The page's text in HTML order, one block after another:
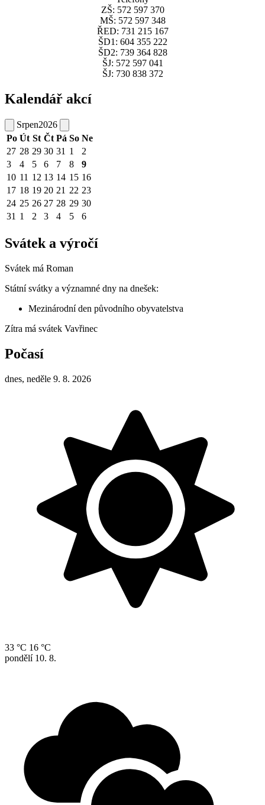
ZŠ: 572 597 370
MŠ: 572 597 348
ŘED: 731 215 167
ŠD1: 604 355 222
ŠD2: 739 364 828
ŠJ: 572 597 041
ŠJ: 730 838 372
Kalendář akcí
Srpen2026
Po Út St Čt Pá So Ne
27 28 29 30 31 1
2
3
4 5 6 7 8
9
10 11 12 13 14 15 16
17 18 19 20 21 22 23
24 25 26 27 28 29 30
31 1 2 3 4 5 6
Svátek a výročí
Svátek má Roman
Státní svátky a významné dny na dnešek:
Mezinárodní den původního obyvatelstva
Zítra má svátek Vavřinec
Počasí
dnes, neděle 9. 8. 2026
33 °C 16 °C
pondělí 10. 8.